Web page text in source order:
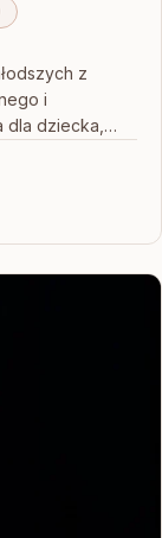
z
i
dla dziecka,